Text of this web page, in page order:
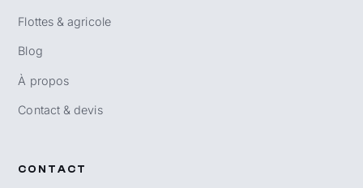
Flottes & agricole
Blog
À propos
Contact & devis
CONTACT